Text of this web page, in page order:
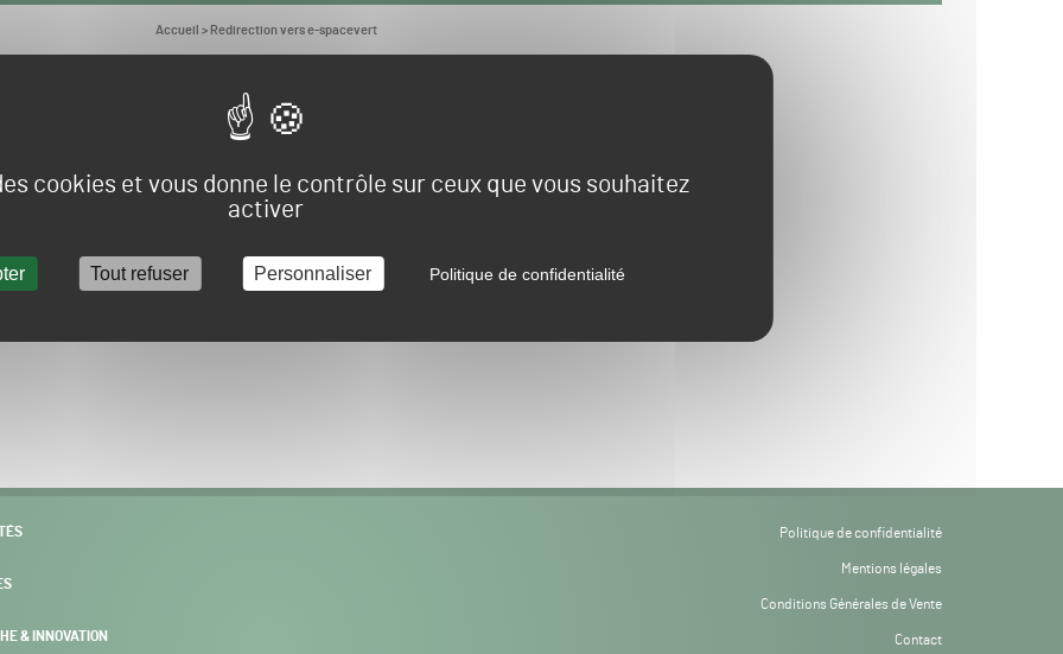
cookies et vous donne le contrôle sur ceux que vous souhaitez
activer
Tout refuser Personnaliser Politique de confidentialité
Vous
Accueil > Redirection vers e-spacevert
Redirection vers e-spacevert
POURSUIVRE VERS E-SPACEVERT BY SALONVERT
& INNOVATION
Politique de confidentialité
Mentions légales
Conditions Générales de Vente
Contact